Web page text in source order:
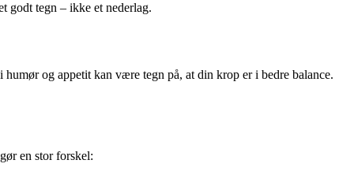
godt tegn – ikke et nederlag.
og appetit kan være tegn på, at din krop er i bedre balance.
en stor forskel: